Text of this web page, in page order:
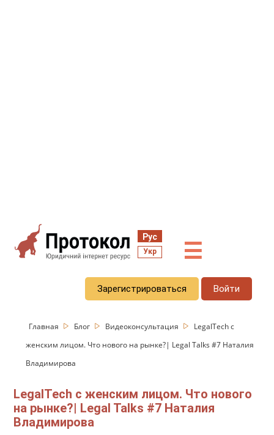
Рус
Укр ☰
Зарегистрироваться Войти
Главная Блог Видеоконсультация
LegalTech с
женским лицом. Что нового на рынке?| Legal Talks #7 Наталия
Владимирова
LegalTech с женским лицом. Что нового
на рынке?| Legal Talks #7 Наталия
Владимирова